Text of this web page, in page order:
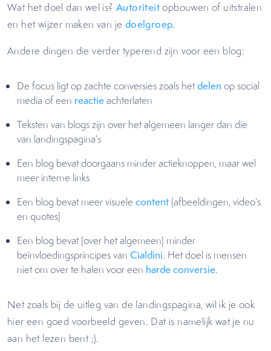
Wat het doel dan wel is? Autoriteitopbouwen of uitstralen
en het wijzer maken van je doelgroep.
Andere dingen die verder typerend zijn voor een blog:
De focus ligt op zachte conversies zoals hetdelen op social
media of een reactieachterlaten
Teksten van blogs zijn over het algemeen langer dan die
van landingspagina’s
Een blog bevat doorgaans minder actieknoppen, maar wel
meer interne links
Een blog bevat meer visuele content (afbeeldingen, video’s
en quotes)
Een blog bevat (over het algemeen) minder
beïnvloedingsprincipes van Cialdini. Het doel is mensen
niet om over te halen voor een harde conversie.
Net zoals bij de uitleg van de landingspagina, wil ik je ook
hier een goed voorbeeld geven. Dat is namelijk wat je nu
aan het lezen bent ;).